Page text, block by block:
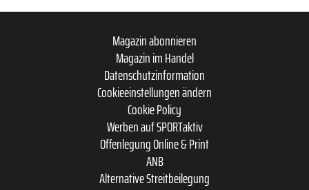
Magazin abonnieren
Magazin im Handel
Datenschutzinformation
Cookieeinstellungen ändern
Cookie Policy
Werben auf SPORTaktiv
Offenlegung Online & Print
ANB
Alternative Streitbeilegung